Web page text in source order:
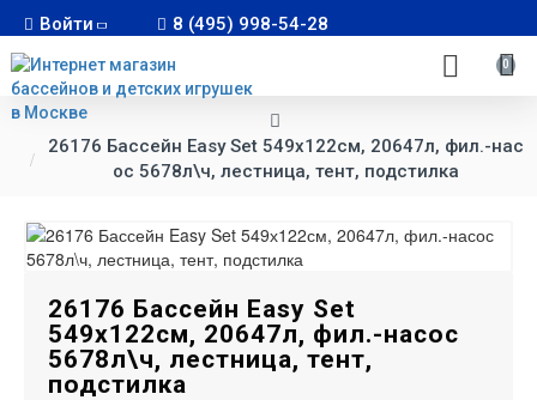
Войти 8 (495) 998-54-28
0
26176 Бассейн Easy Set 549х122см, 20647л, фил.-нас
ос 5678л\ч, лестница, тент, подстилка
26176 Бассейн Easy Set
549х122см, 20647л, фил.-насос
5678л\ч, лестница, тент,
подстилка